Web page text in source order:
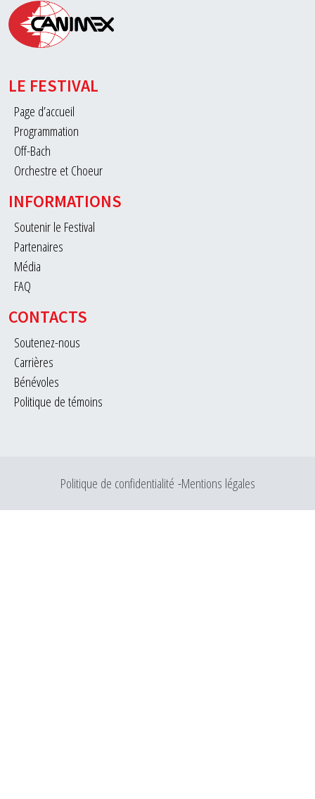
LE FESTIVAL
Page d’accueil
Programmation
Off-Bach
Orchestre et Choeur
INFORMATIONS
Soutenir le Festival
Partenaires
Média
FAQ
CONTACTS
Soutenez-nous
Carrières
Bénévoles
Politique de témoins
Politique de confidentialité Mentions légales